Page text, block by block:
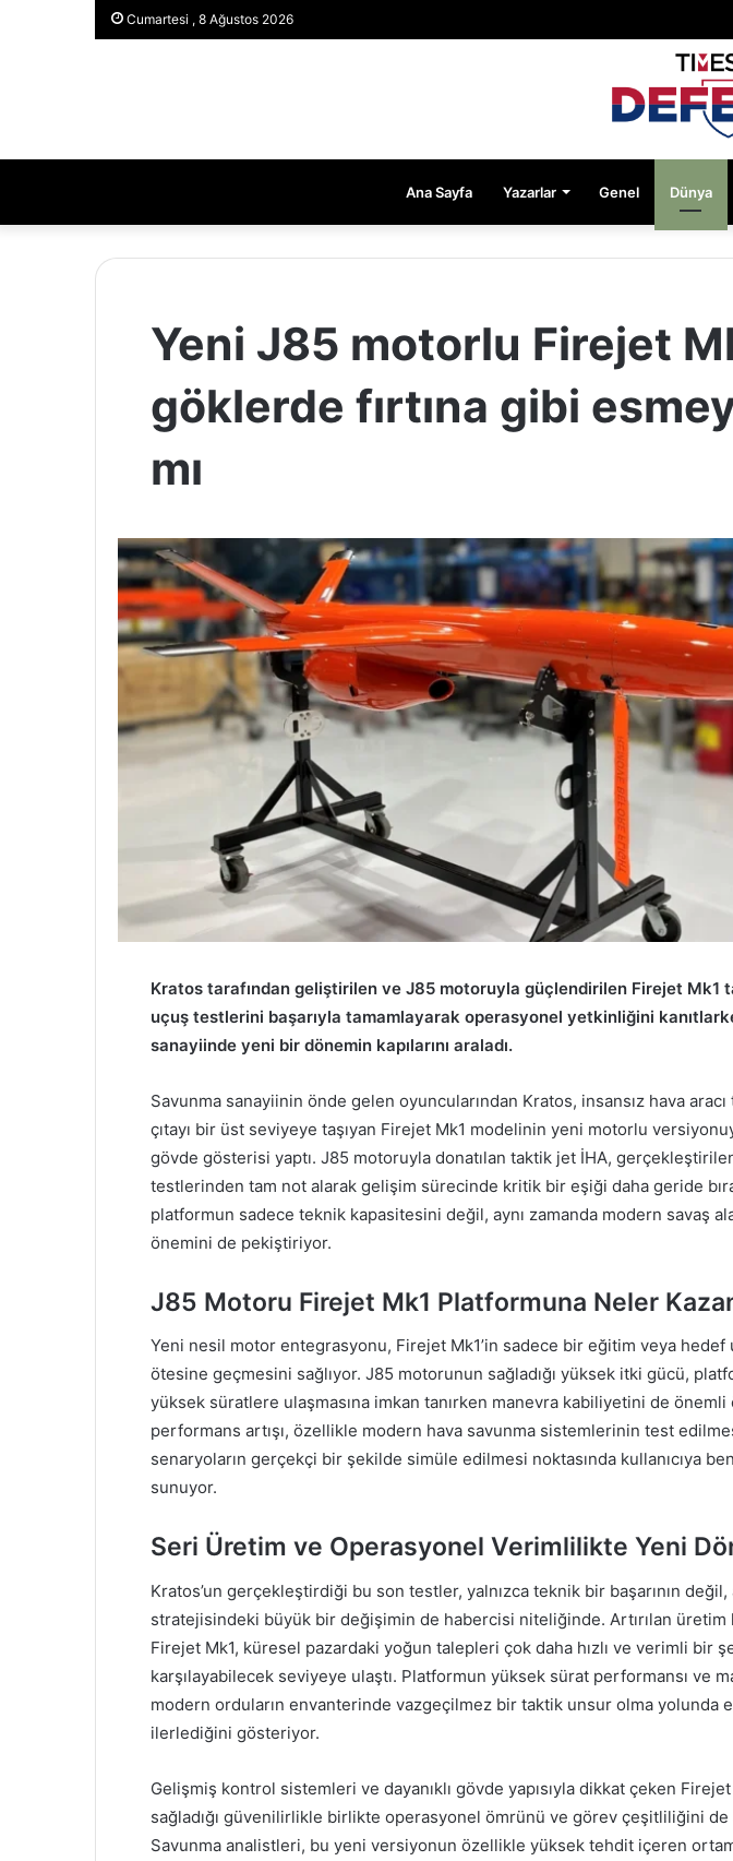
Cumartesi , 8 Ağustos 2026
Ana Sayfa Yazarlar Genel Dünya
Yeni J85 motorlu Firejet
göklerde fırtına gibi
mı
Kratos tarafından geliştirilen ve J85 motoruyla güçlendirilen Firejet Mk1
uçuş testlerini başarıyla tamamlayarak operasyonel yetkinliğini
sanayiinde yeni bir dönemin kapılarını araladı.
Savunma sanayiinin önde gelen oyuncularından Kratos, insansız hava
çıtayı bir üst seviyeye taşıyan Firejet Mk1 modelinin yeni motorlu
gövde gösterisi yaptı. J85 motoruyla donatılan taktik jet İHA,
testlerinden tam not alarak gelişim sürecinde kritik bir eşiği daha geride
platformun sadece teknik kapasitesini değil, aynı zamanda modern savaş
önemini de pekiştiriyor.
J85 Motoru Firejet Mk1 Platformuna Neler
Yeni nesil motor entegrasyonu, Firejet Mk1’in sadece bir eğitim veya hedef
ötesine geçmesini sağlıyor. J85 motorunun sağladığı yüksek itki gücü,
yüksek süratlere ulaşmasına imkan tanırken manevra kabiliyetini de önemli
performans artışı, özellikle modern hava savunma sistemlerinin test
senaryoların gerçekçi bir şekilde simüle edilmesi noktasında kullanıcıya
sunuyor.
Seri Üretim ve Operasyonel Verimlilikte Yeni
Kratos’un gerçekleştirdiği bu son testler, yalnızca teknik bir başarının değil,
stratejisindeki büyük bir değişimin de habercisi niteliğinde. Artırılan üretim
Firejet Mk1, küresel pazardaki yoğun talepleri çok daha hızlı ve verimli bir
karşılayabilecek seviyeye ulaştı. Platformun yüksek sürat performansı ve
modern orduların envanterinde vazgeçilmez bir taktik unsur olma yolunda
ilerlediğini gösteriyor.
Gelişmiş kontrol sistemleri ve dayanıklı gövde yapısıyla dikkat çeken
sağladığı güvenilirlikle birlikte operasyonel ömrünü ve görev çeşitliliğini de
Savunma analistleri, bu yeni versiyonun özellikle yüksek tehdit içeren